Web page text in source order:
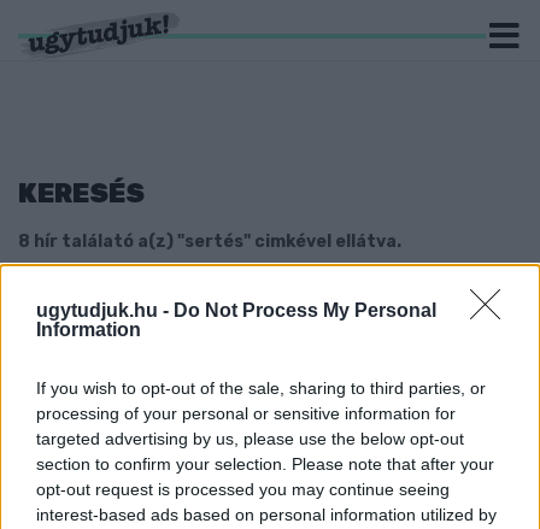
ugytudjuk.hu - Do Not Process My Personal
Information
If you wish to opt-out of the sale, sharing to third parties, or
processing of your personal or sensitive information for
targeted advertising by us, please use the below opt-out
section to confirm your selection. Please note that after your
opt-out request is processed you may continue seeing
interest-based ads based on personal information utilized by
KERESÉS
8 hír találató a(z) "sertés" cimkével ellátva.
RÁBAPORDÁNYRÓL A 60 KILOMÉTERRE FEKVŐ
PERESZTEGRE VISZIK A SZÁJ-, ÉS
2025. Április. 18. 00:20
Akárcsak korábban Bábolnán, itt sem értesítették előre a
helyieket.
20 EZER FORINTOT KAPNAK A SERTÉSTARTÓK
KOCÁNKÉNT